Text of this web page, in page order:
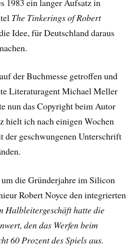
The Tinkerings of Robert
Idee, für Deutschland daraus
der Buchmesse getroffen und
Literaturagent Michael Meller
nun das Copyright beim Autor
hielt ich nach einigen Wochen
der geschwungenen Unterschrift
die Gründerjahre im Silicon
Robert Noyce den integrierten
Halbleitergeschäft hatte die
den das Werfen beim
60 Prozent des Spiels aus.